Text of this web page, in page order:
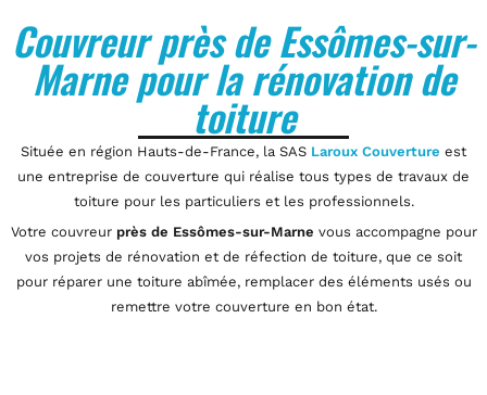
Couvreur près de Essômes-sur-
Marne pour la rénovation de
toiture
Située en région Hauts-de-France, la SAS Laroux Couverture est
une entreprise de couverture qui réalise tous types de travaux de
toiture pour les particuliers et les professionnels.
Votre couvreur près de Essômes-sur-Marne vous accompagne pour
vos projets de rénovation et de réfection de toiture, que ce soit
pour réparer une toiture abîmée, remplacer des éléments usés ou
remettre votre couverture en bon état.